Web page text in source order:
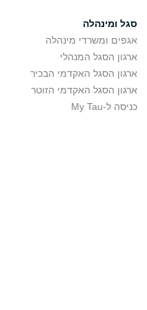
סגל ומינהלה
אגפים ומשרדי מינהלה
ארגון הסגל המנהלי
ארגון הסגל האקדמי הבכיר
ארגון הסגל האקדמי הזוטר
כניסה ל-My Tau